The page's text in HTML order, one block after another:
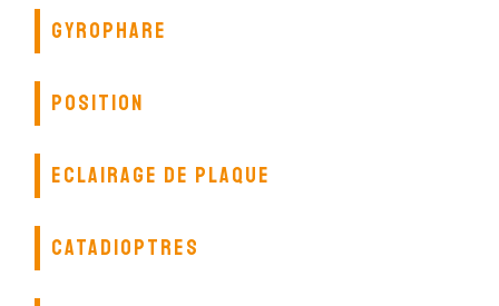
GYROPHARE
POSITION
ECLAIRAGE DE PLAQUE
CATADIOPTRES